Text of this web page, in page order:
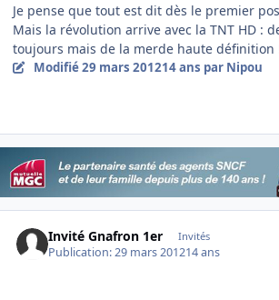
Je pense que tout est dit dès le premier
Mais la révolution arrive avec la TNT HD :
toujours mais de la merde haute définition
Modifié29 mars 201214 ans par Nipou
Invité Gnafron 1er Invités
Publication:29 mars 201214 ans